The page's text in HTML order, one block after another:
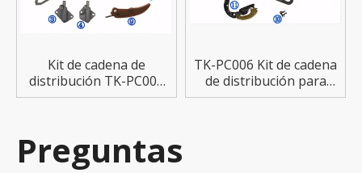
Kit de cadena de
distribución TK-PC005
para PORSCHE/AUDI
TK-PC006 Kit de cadena
de distribución para
PORSCHE
Preguntas